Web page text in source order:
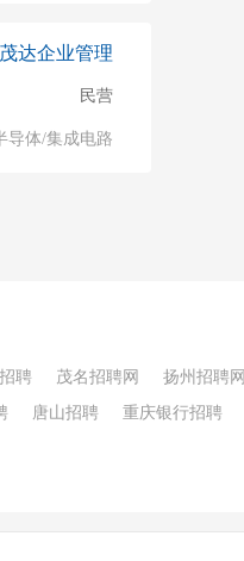
达企业管理
民营
导体/集成电路
聘 茂名招聘网 扬州招聘网
唐山招聘 重庆银行招聘